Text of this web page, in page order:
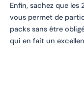
Enfin, sachez que
vous permet de
packs sans être
qui en fait un